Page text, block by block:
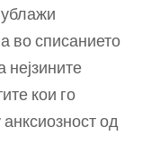
во списанието
нејзините
кои го
од